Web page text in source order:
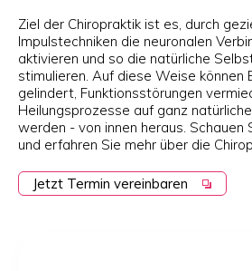
Ziel der Chiropraktik ist es, durch
Impulstechniken die neuronalen
aktivieren und so die natürliche
stimulieren. Auf diese Weise können
gelindert, Funktionsstörungen
Heilungsprozesse auf ganz
werden - von innen heraus. Schauen
und erfahren Sie mehr über die
Jetzt Termin vereinbaren